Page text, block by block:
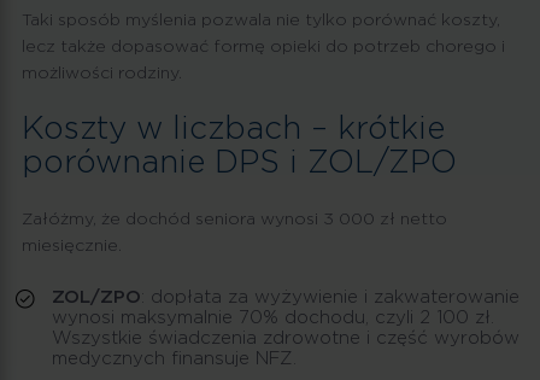
Taki sposób myślenia pozwala nie tylko porównać koszty,
lecz także dopasować formę opieki do potrzeb chorego i
możliwości rodziny.
Koszty w liczbach – krótkie
porównanie DPS i ZOL/ZPO
Załóżmy, że dochód seniora wynosi 3 000 zł netto
miesięcznie.
ZOL/ZPO: dopłata za wyżywienie i zakwaterowanie
wynosi maksymalnie 70% dochodu, czyli 2 100 zł.
Wszystkie świadczenia zdrowotne i część wyrobów
medycznych finansuje NFZ.